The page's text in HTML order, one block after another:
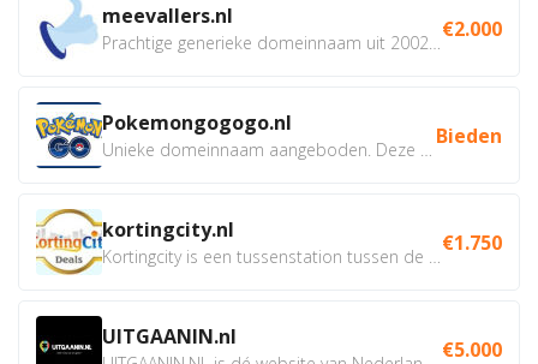
meevallers.nl €2.000
Pokemongogogo.nl Bieden
kortingcity.nl €1.750
UITGAANIN.nl €5.000